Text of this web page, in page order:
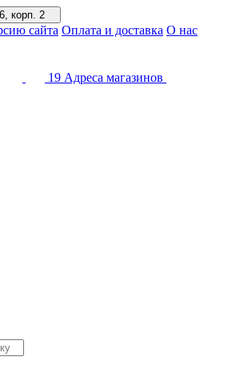
корп. 2
сайта Оплата и доставка О нас
19 Адреса магазинов